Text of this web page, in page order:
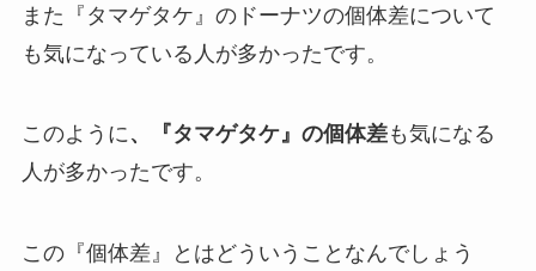
また『タマゲタケ』のドーナツの個体差について
も気になっている人が多かったです。
このように、『タマゲタケ』の個体差も気になる
人が多かったです。
この『個体差』とはどういうことなんでしょう